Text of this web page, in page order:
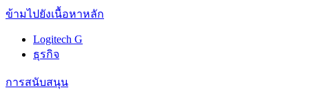
ข้ามไปยังเนื้อหาหลัก
Logitech G
ธุรกิจ
การสนับสนุน